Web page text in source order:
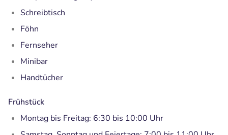
Schreibtisch
Föhn
Fernseher
Minibar
Handtücher
Frühstück
Montag bis Freitag: 6:30 bis 10:00 Uhr